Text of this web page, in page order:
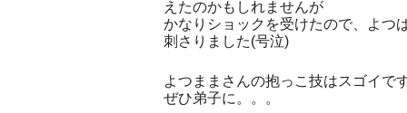
えたのかもしれませんが
かなりショックを受けたので、よつ
刺さりました(号泣)
よつままさんの抱っこ技はスゴイで
ぜひ弟子に。。。